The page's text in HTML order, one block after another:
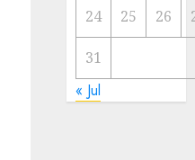
24 25 26
31
« Jul